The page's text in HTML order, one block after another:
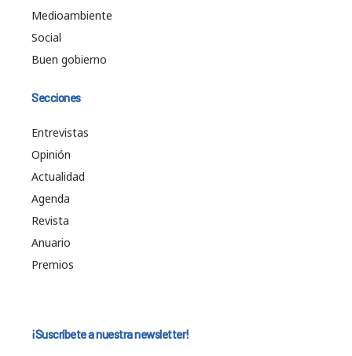
Medioambiente
Social
Buen gobierno
Secciones
Entrevistas
Opinión
Actualidad
Agenda
Revista
Anuario
Premios
¡Suscríbete a nuestra newsletter!